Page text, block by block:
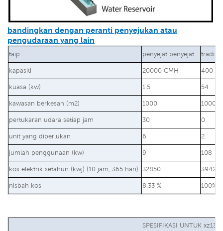
bandingkan dengan peranti penyejukan atau
pengudaraan yang lain
taip penyejat penyejat
kapasiti 20000 CMH 400
kuasa (kw) 1.5 54
kawasan berkesan (m2) 1000 1000
pertukaran udara setiap jam 30 0
unit yang diperlukan 6 2
jumlah penggunaan (kw) 9 108
kos elektrik setahun (kwj) (10 jam, 365 hari) 32850
nisbah kos 8.33 % 100%
SPESIFIKASI UNTUK xz13-